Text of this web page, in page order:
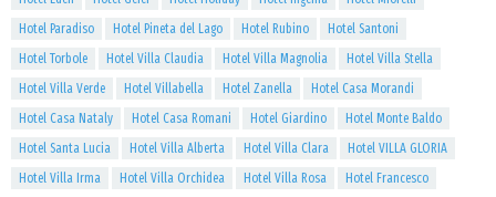
Hotel Paradiso
Hotel Pineta del Lago Hotel Rubino
Hotel Santoni
Hotel Torbole
Hotel Villa Claudia Hotel Villa Magnolia
Hotel Villa Stella
Hotel Villa Verde
Hotel Villabella Hotel Zanella
Hotel Casa Morandi
Hotel Casa Nataly
Hotel Casa Romani Hotel Giardino
Hotel Monte Baldo
Hotel Santa Lucia
Hotel Villa Alberta Hotel Villa Clara
Hotel VILLA GLORIA
Hotel Villa Irma
Hotel Villa Orchidea Hotel Villa Rosa
Hotel Francesco